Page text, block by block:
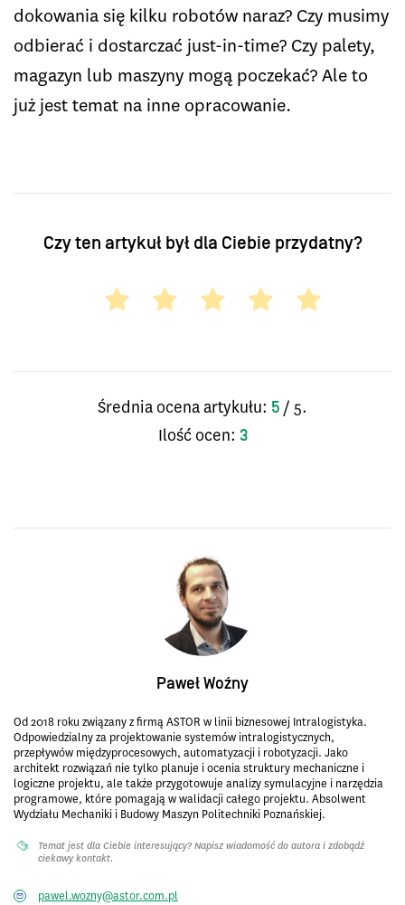
dokowania się kilku robotów naraz? Czy musimy
odbierać i dostarczać just-in-time? Czy palety,
magazyn lub maszyny mogą poczekać? Ale to
już jest temat na inne opracowanie.
Czy ten artykuł był dla Ciebie przydatny?
Średnia ocena artykułu: 5 / 5.
Ilość ocen: 3
Paweł Woźny
Od 2018 roku związany z firmą ASTOR w linii biznesowej Intralogistyka.
Odpowiedzialny za projektowanie systemów intralogistycznych,
przepływów międzyprocesowych, automatyzacji i robotyzacji. Jako
architekt rozwiązań nie tylko planuje i ocenia struktury mechaniczne i
logiczne projektu, ale także przygotowuje analizy symulacyjne i narzędzia
programowe, które pomagają w walidacji całego projektu. Absolwent
Wydziału Mechaniki i Budowy Maszyn Politechniki Poznańskiej.
Temat jest dla Ciebie interesujący? Napisz wiadomość do autora i zdobądź
ciekawy kontakt.
pawel.wozny@astor.com.pl